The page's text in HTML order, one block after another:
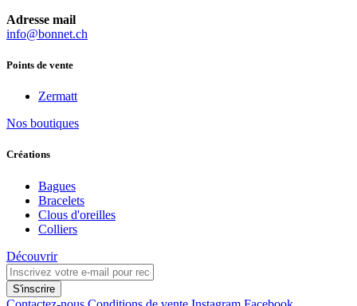
Adresse mail
info@bonnet.ch
Points de vente
Zermatt
Nos boutiques
Créations
Bagues
Bracelets
Clous d'oreilles
Colliers
Découvrir
S'inscrire